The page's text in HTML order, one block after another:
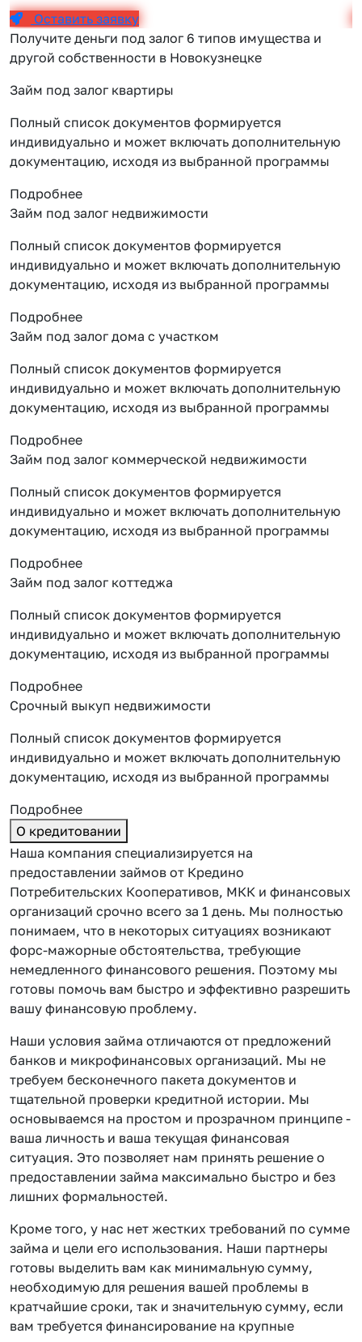
Оставить заявку
Получите деньги под залог 6 типов имущества и
другой собственности в Новокузнецке
Займ под залог квартиры
Полный список документов формируется
индивидуально и может включать дополнительную
документацию, исходя из выбранной программы
Подробнее
Займ под залог недвижимости
Полный список документов формируется
индивидуально и может включать дополнительную
документацию, исходя из выбранной программы
Подробнее
Займ под залог дома с участком
Полный список документов формируется
индивидуально и может включать дополнительную
документацию, исходя из выбранной программы
Подробнее
Займ под залог коммерческой недвижимости
Полный список документов формируется
индивидуально и может включать дополнительную
документацию, исходя из выбранной программы
Подробнее
Займ под залог коттеджа
Полный список документов формируется
индивидуально и может включать дополнительную
документацию, исходя из выбранной программы
Подробнее
Срочный выкуп недвижимости
Полный список документов формируется
индивидуально и может включать дополнительную
документацию, исходя из выбранной программы
Подробнее
О кредитовании
Наша компания специализируется на
предоставлении займов от Кредино
Потребительских Кооперативов, МКК и финансовых
организаций срочно всего за 1 день. Мы полностью
понимаем, что в некоторых ситуациях возникают
форс-мажорные обстоятельства, требующие
немедленного финансового решения. Поэтому мы
готовы помочь вам быстро и эффективно разрешить
вашу финансовую проблему.
Наши условия займа отличаются от предложений
банков и микрофинансовых организаций. Мы не
требуем бесконечного пакета документов и
тщательной проверки кредитной истории. Мы
основываемся на простом и прозрачном принципе -
ваша личность и ваша текущая финансовая
ситуация. Это позволяет нам принять решение о
предоставлении займа максимально быстро и без
лишних формальностей.
Кроме того, у нас нет жестких требований по сумме
займа и цели его использования. Наши партнеры
готовы выделить вам как минимальную сумму,
необходимую для решения вашей проблемы в
кратчайшие сроки, так и значительную сумму, если
вам требуется финансирование на крупные